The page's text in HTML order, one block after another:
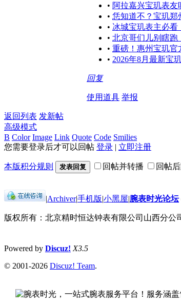
• 阿拉嘉兴宝玑表友
• 恁知道不？宝玑郑
• 冰城宝玑表主必看
• 北京哥们儿别瞎跑
• 重磅！惠州宝玑官
• 2026年8月最新宝
回复
使用道具 举报
返回列表 发新帖
高级模式
B Color Image Link Quote Code Smilies
您需要登录后才可以回帖 登录 | 立即注册
本版积分规则 发表回复 回帖并转播 回帖
|Archiver|手机版|小黑屋|腕表时光论坛
版权所有：北京精时恒达钟表有限公司山西分公
Powered by Discuz! X3.5
© 2001-2026 Discuz! Team.